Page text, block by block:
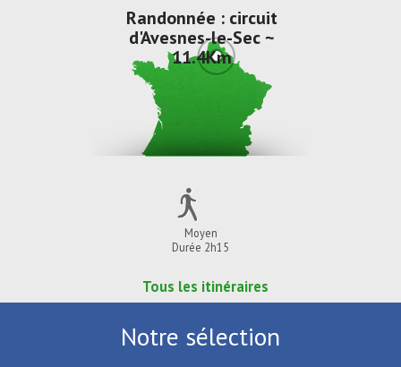
Randonnée : circuit
d'Avesnes-le-Sec ~
11.4Km
Moyen
Durée 2h15
Tous les itinéraires
Notre sélection